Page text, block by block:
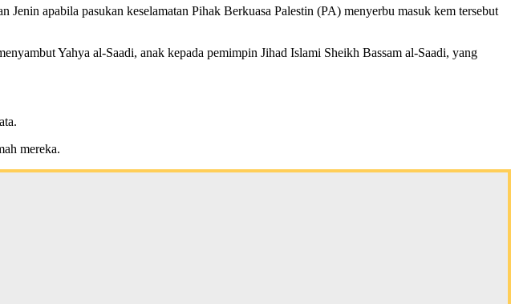
apabila pasukan keselamatan Pihak Berkuasa Palestin (PA) menyerbu masuk kem tersebut
Yahya al-Saadi, anak kepada pemimpin Jihad Islami Sheikh Bassam al-Saadi, yang
mereka.